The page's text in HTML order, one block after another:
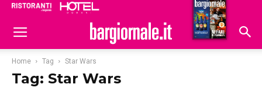
Hoteldomani
Home Tag Star Wars
Tag: Star Wars